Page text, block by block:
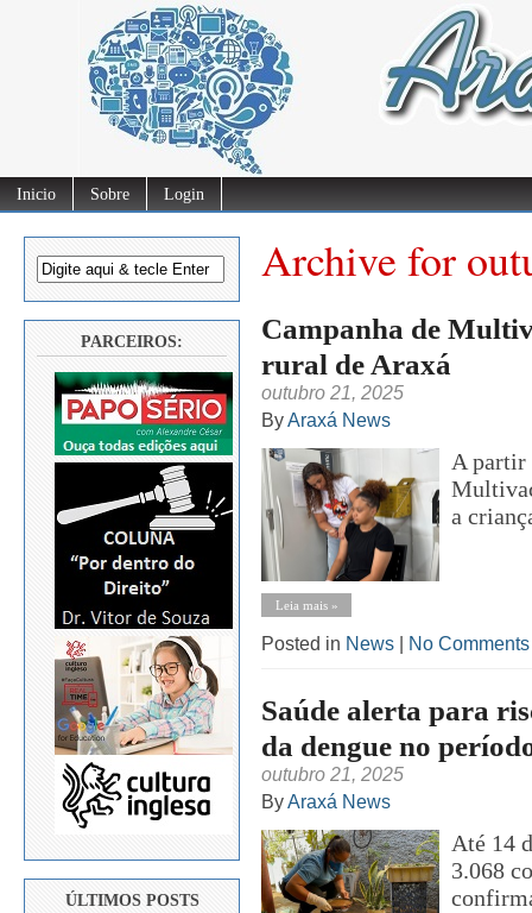
Inicio Sobre Login
PARCEIROS:
ÚLTIMOS POSTS
Archive for
Campanha de
rural de Araxá
outubro 21, 2025
ByAraxá News
A partir
a
Leia mais »
Posted in News No
Saúde alerta para
da dengue no
outubro 21, 2025
ByAraxá News
Até 14
3.068